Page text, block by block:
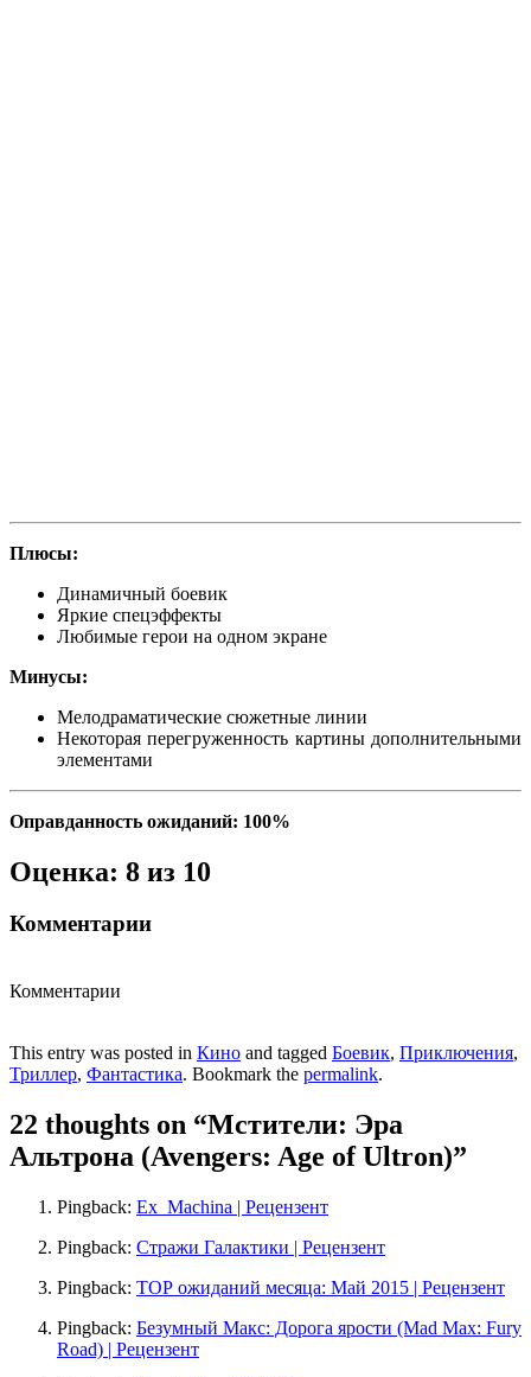
Плюсы:
Динамичный боевик
Яркие спецэффекты
Любимые герои на одном экране
Минусы:
Мелодраматические сюжетные линии
Некоторая перегруженность картины дополнительными
элементами
Оправданность ожиданий: 100%
Оценка: 8 из 10
Комментарии
Комментарии
This entry was posted in Кино and tagged Боевик, Приключения,
Триллер, Фантастика. Bookmark the permalink.
22 thoughts on “Мстители: Эра
Альтрона (Avengers: Age of Ultron)”
Pingback: Ex_Machina | Рецензент
Pingback: Стражи Галактики | Рецензент
Pingback: ТОР ожиданий месяца: Май 2015 | Рецензент
Pingback: Безумный Макс: Дорога ярости (Mad Max: Fury
Road) | Рецензент